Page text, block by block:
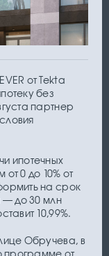
от Tekta
без
партнер
ипотечных
0 до 10% от
на срок
— до 30 млн
10,99%.
Обручева, в